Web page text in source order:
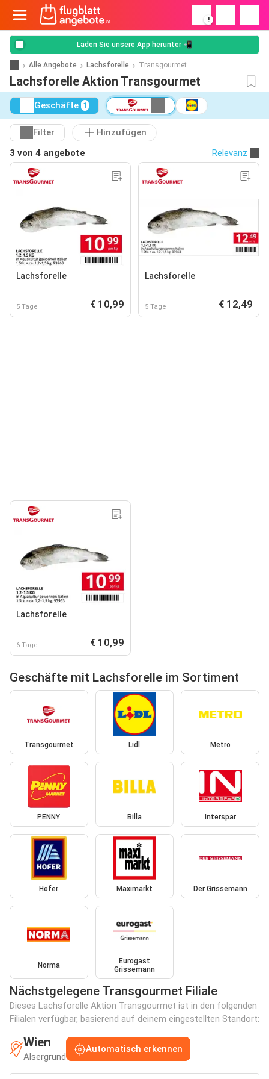
!
Laden Sie unsere App herunter 📲
Alle Angebote Lachsforelle Transgourmet
Lachsforelle Aktion Transgourmet
Geschäfte 1
Filter
Hinzufügen
3 von 4 angebote Relevanz
Lachsforelle
5 Tage € 10,99
Lachsforelle
5 Tage € 12,49
Lachsforelle
6 Tage € 10,99
Geschäfte mit Lachsforelle im Sortiment
Transgourmet Lidl Metro
PENNY Billa Interspar
Hofer Maximarkt Der Grissemann
Norma
Eurogast
Grissemann
Nächstgelegene Transgourmet Filiale
Dieses Lachsforelle Aktion Transgourmet ist in den folgenden
Filialen verfügbar, basierend auf deinem eingestellten Standort:
Wien
Alsergrund
Automatisch erkennen